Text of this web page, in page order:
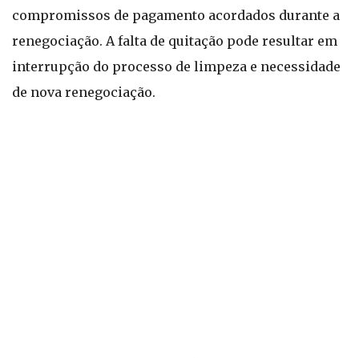
compromissos de pagamento acordados durante a
renegociação. A falta de quitação pode resultar em
interrupção do processo de limpeza e necessidade
de nova renegociação.